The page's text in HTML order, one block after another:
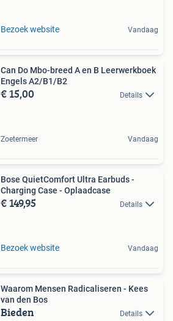
Bezoek website Vandaag
Can Do Mbo-breed A en B Leerwerkboek
Engels A2/B1/B2
€ 15,00 Details
Zoetermeer Vandaag
Bose QuietComfort Ultra Earbuds -
Charging Case - Oplaadcase
€ 149,95 Details
Bezoek website Vandaag
Waarom Mensen Radicaliseren - Kees
van den Bos
Bieden Details